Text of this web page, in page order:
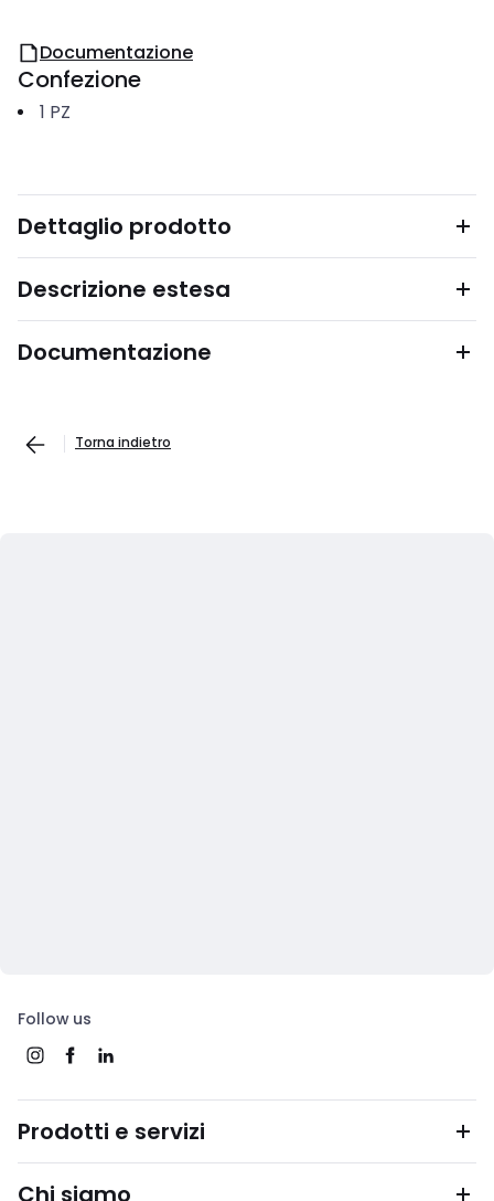
Documentazione
Confezione
1 PZ
Dettaglio prodotto
Descrizione estesa
Documentazione
Torna indietro
Follow us
Prodotti e servizi
Chi siamo